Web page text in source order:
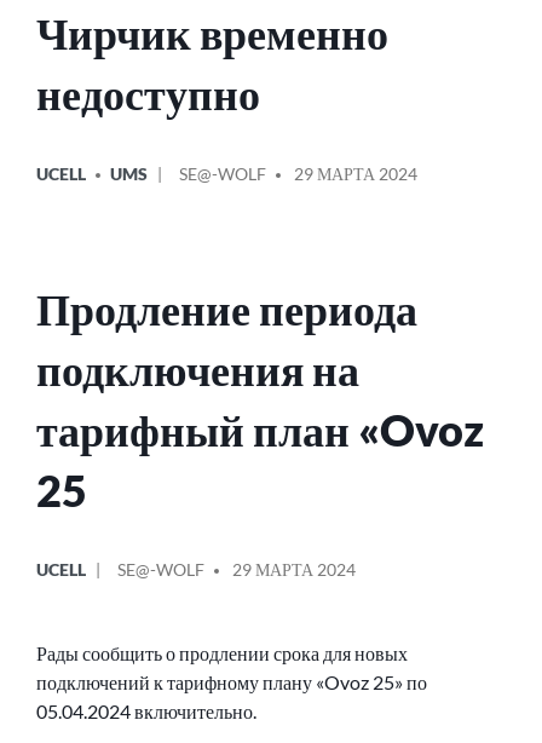
Чирчик временно
недоступно
В
UCELL UMS
ОТ
SE@-WOLF 29 МАРТА 2024
Продление периода
подключения на
тарифный план «Ovoz
25
В
UCELL
ОТ
SE@-WOLF 29 МАРТА 2024
Рады сообщить о продлении срока для новых
подключений к тарифному плану «Ovoz 25» по
05.04.2024 включительно.